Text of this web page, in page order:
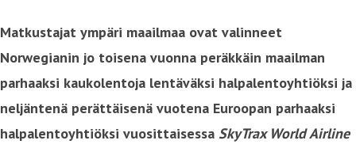
Matkustajat ympäri maailmaa ovat valinneet
Norwegianin jo toisena vuonna peräkkäin maailman
parhaaksi kaukolentoja lentäväksi halpalentoyhtiöksi ja
neljäntenä perättäisenä vuotena Euroopan parhaaksi
halpalentoyhtiöksi vuosittaisessa SkyTrax World Airline